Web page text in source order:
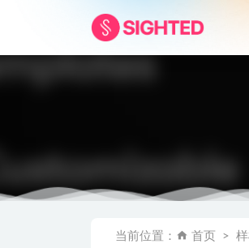
当前位置： 首页